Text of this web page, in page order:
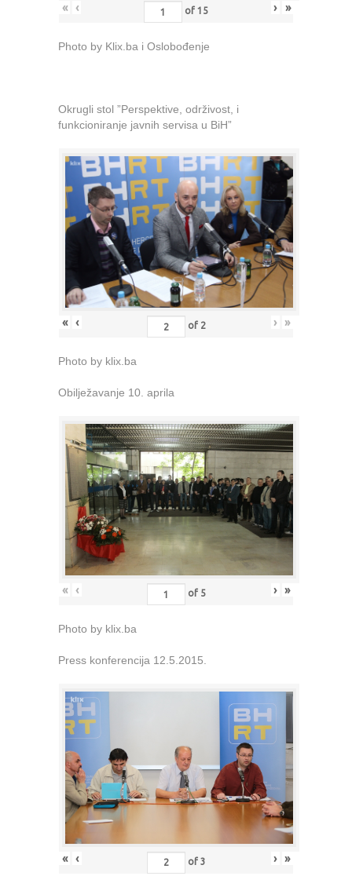
« ‹ of 15 › »
Photo by Klix.ba i Oslobođenje
Okrugli stol ”Perspektive, održivost, i
funkcioniranje javnih servisa u BiH”
« ‹ of 2 › »
Photo by klix.ba
Obilježavanje 10. aprila
« ‹ of 5 › »
Photo by klix.ba
Press konferencija 12.5.2015.
« ‹ of 3 › »